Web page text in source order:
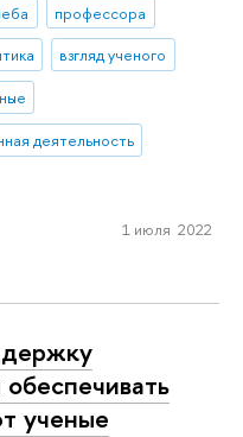
профессора
взгляд ученого
деятельность
1 июля 2022
ученые